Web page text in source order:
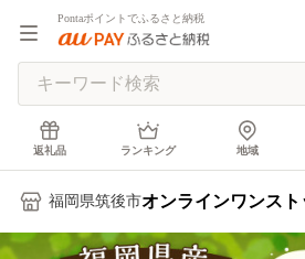
Pontaポイントでふるさと納税
返礼品 ランキング 地域
福岡県筑後市オンラインワンス